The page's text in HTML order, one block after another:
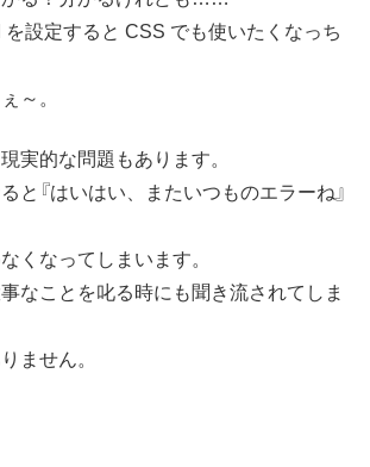
設定すると CSS でも使いたくなっち
～。
実的な問題もあります。
と『はいはい、またいつものエラーね』
くなってしまいます。
なことを叱る時にも聞き流されてしま
ません。